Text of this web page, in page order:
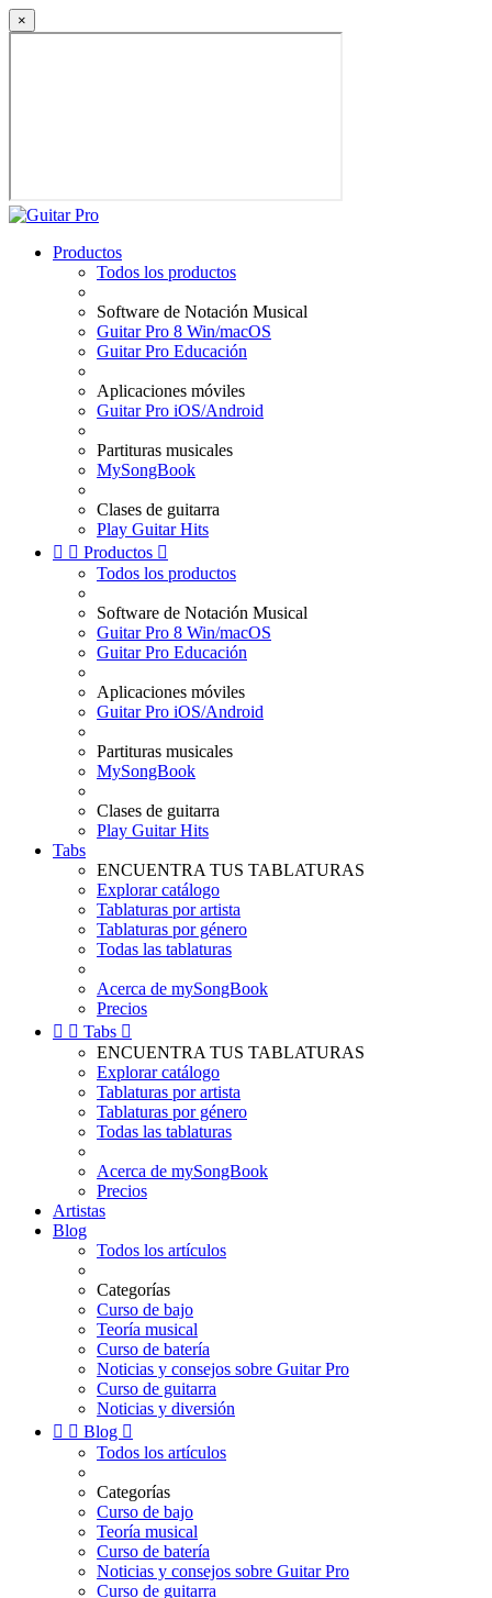
×
Productos
Todos los productos
Software de Notación Musical
Guitar Pro 8 Win/macOS
Guitar Pro Educación
Aplicaciones móviles
Guitar Pro iOS/Android
Partituras musicales
MySongBook
Clases de guitarra
Play Guitar Hits
  Productos 
Todos los productos
Software de Notación Musical
Guitar Pro 8 Win/macOS
Guitar Pro Educación
Aplicaciones móviles
Guitar Pro iOS/Android
Partituras musicales
MySongBook
Clases de guitarra
Play Guitar Hits
Tabs
ENCUENTRA TUS TABLATURAS
Explorar catálogo
Tablaturas por artista
Tablaturas por género
Todas las tablaturas
Acerca de mySongBook
Precios
  Tabs 
ENCUENTRA TUS TABLATURAS
Explorar catálogo
Tablaturas por artista
Tablaturas por género
Todas las tablaturas
Acerca de mySongBook
Precios
Artistas
Blog
Todos los artículos
Categorías
Curso de bajo
Teoría musical
Curso de batería
Noticias y consejos sobre Guitar Pro
Curso de guitarra
Noticias y diversión
  Blog 
Todos los artículos
Categorías
Curso de bajo
Teoría musical
Curso de batería
Noticias y consejos sobre Guitar Pro
Curso de guitarra